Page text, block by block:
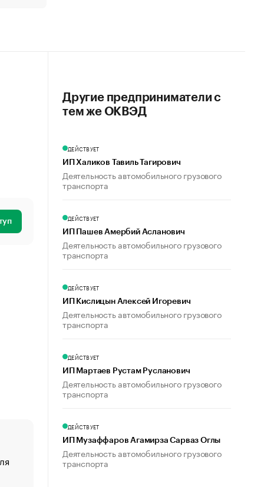
«От спорта тело стареет иначе». Как живет глава
создавшей GTA
Другие предприниматели с
тем же ОКВЭД
ДЕЙСТВУЕТ
ИП Халиков Тавиль Тагирович
Деятельность автомобильного грузового
транспорта
ДЕЙСТВУЕТ
ИП Пашев Амербий Асланович
Деятельность автомобильного грузового
транспорта
ДЕЙСТВУЕТ
ИП Кислицын Алексей Игоревич
Деятельность автомобильного грузового
транспорта
ДЕЙСТВУЕТ
ИП Мартаев Рустам Русланович
Деятельность автомобильного грузового
транспорта
ДЕЙСТВУЕТ
ИП Музаффаров Агамирза Сарваз Оглы
Деятельность автомобильного грузового
транспорта